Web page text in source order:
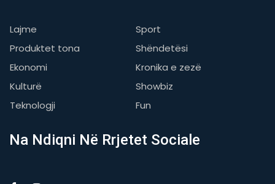
Lajme
Sport
Produktet tona
Shëndetësi
Ekonomi
Kronika e zezë
Kulturë
Showbiz
Teknologji
Fun
Na Ndiqni Në Rrjetet Sociale